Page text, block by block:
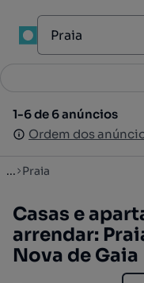
1-6 de 6 anúncios
Ordem dos
1-6 de 6 anúncios
Ordem dos
... Praia
Casas e
arrendar:
Nova de Gaia